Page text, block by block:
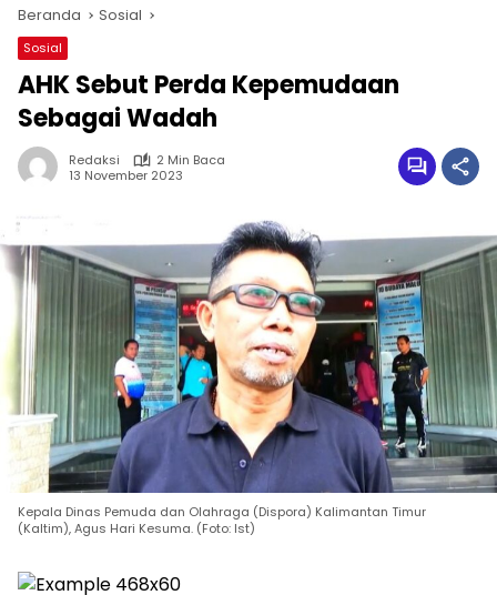
Beranda Sosial
Sosial
AHK Sebut Perda Kepemudaan
Sebagai Wadah
Redaksi
2 Min Baca
13 November 2023
Kepala Dinas Pemuda dan Olahraga (Dispora) Kalimantan Timur
(Kaltim), Agus Hari Kesuma. (Foto: Ist)